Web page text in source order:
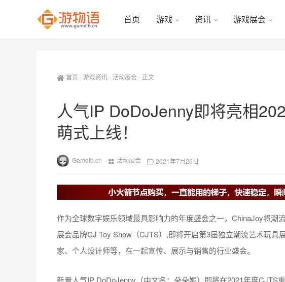
首页 游戏 资讯 游戏展会
首页 -游戏资讯-活动展会- 正文
人气IP DoDoJenny即将亮相
萌式上线！
Gameib.cn 活动展会 2021年7月26日
作为全球数字娱乐领域最具影响力的年度盛会之一，ChinaJoy将潮
展会品牌CJ Toy Show（CJTS）,即将开启第3届独立潮流艺术玩具
家、个人设计师等，在一起宣传、展示与销售的行业盛会。
新晋人气IP DoDoJenny（中文名：朵朵妮）即将在2021年度CJTS